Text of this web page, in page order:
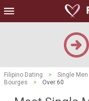
Filipino Dating > Single Men
Bourges
> Over 60